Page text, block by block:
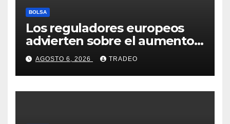
BOLSA
Los reguladores europeos
advierten sobre el aumento
del fraude con criptos tras la
llegada de MiCA
AGOSTO 6, 2026 TRADEO